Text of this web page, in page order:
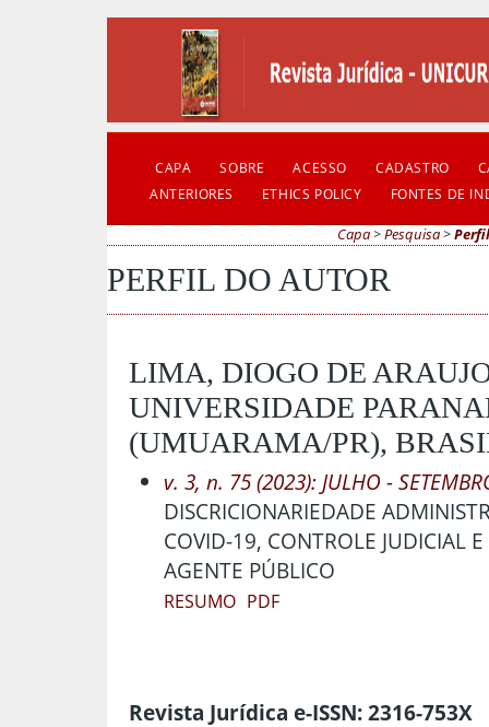
CAPA SOBRE ACESSO CADASTRO
ANTERIORES
ETHICS POLICY FONTES DE
Capa>Pesquisa>
PERFIL DO AUTOR
LIMA, DIOGO DE
UNIVERSIDADE
(UMUARAMA/PR),
v. 3, n. 75 (2023): JULHO -
DISCRICIONARIEDADE
COVID-19, CONTROLE JUDICIAL
AGENTE PÚBLICO
RESUMO PDF
Revista Jurídica e-ISSN: 2316-753X